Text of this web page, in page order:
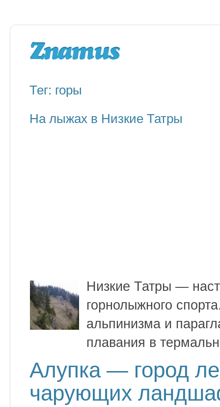
Тег: горы
На лыжах в Низкие Татры
Низкие Татры —
горнолыжного
альпинизма и
плавания в
Алупка — город
чарующих